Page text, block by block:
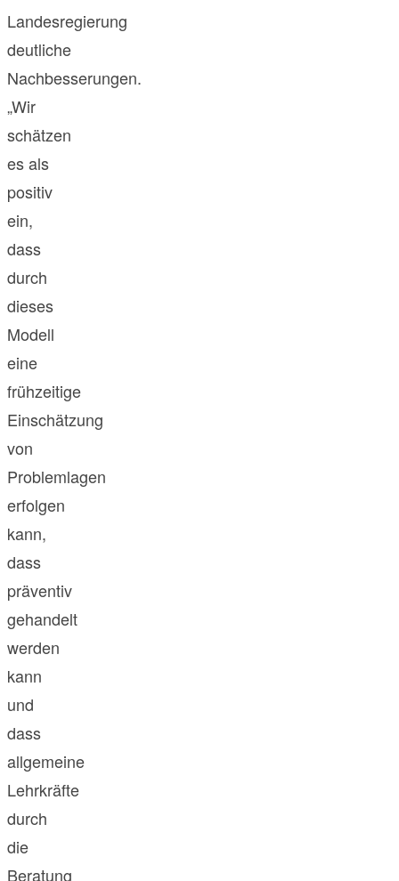
Landesregierung
deutliche
Nachbesserungen.
„Wir
schätzen
es als
positiv
ein,
dass
durch
dieses
Modell
eine
frühzeitige
Einschätzung
von
Problemlagen
erfolgen
kann,
dass
präventiv
gehandelt
werden
kann
und
dass
allgemeine
Lehrkräfte
durch
die
Beratung